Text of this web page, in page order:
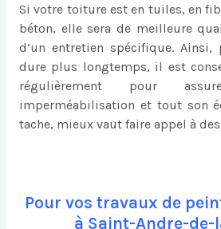
Si votre toiture est en tuiles, en
béton, elle sera de meilleure
d’un entretien spécifique.
dure plus longtemps, il est
régulièrement pour
imperméabilisation et tout son
tache, mieux vaut faire appel à
Pour vos travaux de
à Saint-Andre-de-